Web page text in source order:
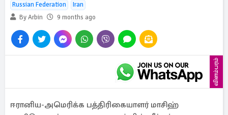
Russian Federation
Iran
By Arbin
9 months ago
விளம்பரம்
ஈரானிய-அமெரிக்க பத்திரிகையாளர் மாசிஹ்